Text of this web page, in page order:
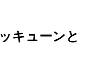
キューンと